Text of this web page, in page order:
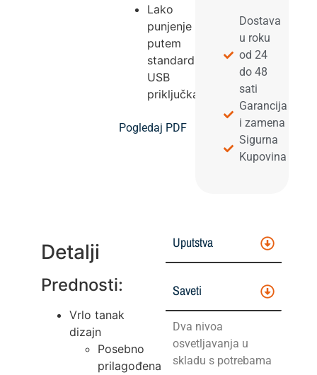
Lako
punjenje
putem
standardnog
USB
priključka
Pogledaj PDF
Dostava
u roku
od 24
do 48
sati
Garancija
i zamena
Sigurna
Kupovina
Detalji
Prednosti:
Vrlo tanak
dizajn
Posebno
prilagođena
Uputstva
Saveti
Dva nivoa
osvetljavanja u
skladu s potrebama